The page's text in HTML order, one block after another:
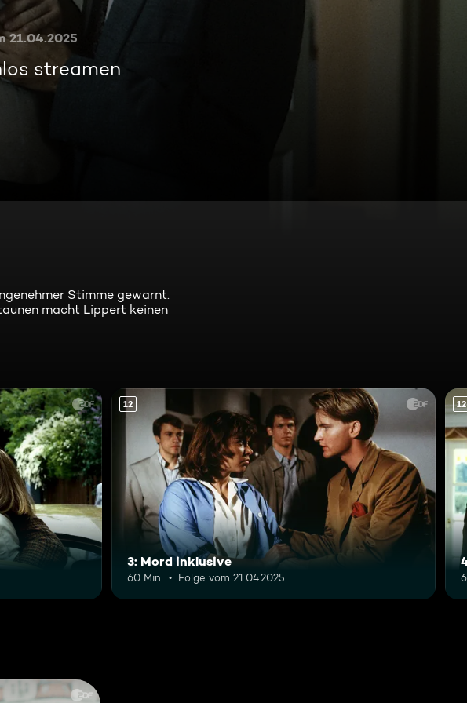
21.04.2025
streamen
Stimme gewarnt.
macht Lippert keinen
12
3: Mord inklusive
60 Min. Folge vom 21.04.2025
12